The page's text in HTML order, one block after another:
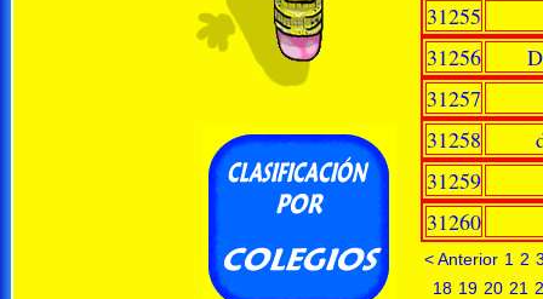
31255
31256
31257
31258
31259
31260
< Anterior 1 2
18 19 20 21